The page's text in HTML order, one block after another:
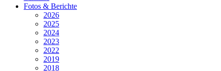
Fotos & Berichte
2026
2025
2024
2023
2022
2019
2018